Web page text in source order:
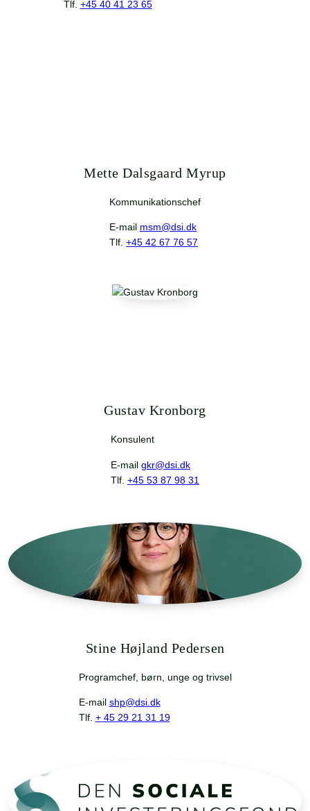
Tlf. +45 40 41 23 65
Mette Dalsgaard Myrup
Kommunikationschef
E-mail msm@dsi.dk
Tlf. +45 42 67 76 57
Gustav Kronborg
Konsulent
E-mail gkr@dsi.dk
Tlf. +45 53 87 98 31
Stine Højland Pedersen
Programchef, børn, unge og trivsel
E-mail shp@dsi.dk
Tlf. + 45 29 21 31 19